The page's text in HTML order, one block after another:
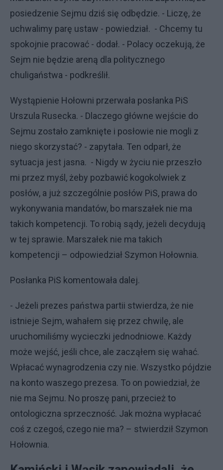
posiedzenie Sejmu dziś się odbędzie. - Liczę, że
uchwalimy parę ustaw - powiedział. - Chcemy tu
spokojnie pracować - dodał. - Polacy oczekują, że
Sejm nie będzie areną dla politycznego
chuligaństwa - podkreślił.
Wystąpienie Hołowni przerwała posłanka PiS
Urszula Rusecka. - Dlaczego główne wejście do
Sejmu zostało zamknięte i posłowie nie mogli z
niego skorzystać? - zapytała. Ten odparł, że
sytuacja jest jasna. - Nigdy w życiu nie przeszło
mi przez myśl, żeby pozbawić kogokolwiek z
posłów, a już szczególnie posłów PiS, prawa do
wykonywania mandatów, bo marszałek nie ma
takich kompetencji. To robią sądy, jeżeli decydują
w tej sprawie. Marszałek nie ma takich
kompetencji – odpowiedział Szymon Hołownia.
Posłanka PiS komentowała dalej.
- Jeżeli prezes państwa partii stwierdza, że nie
istnieje Sejm, wahałem się przez chwilę, ale
uruchomiliśmy wycieczki jednodniowe. Każdy
może wejść, jeśli chce, ale zacząłem się wahać.
Wpłacać wynagrodzenia czy nie. Wszystko pójdzie
na konto waszego prezesa. To on powiedział, że
nie ma Sejmu. No proszę pani, przecież to
ontologiczna sprzeczność. Jak można wypłacać
coś z czegoś, czego nie ma? – stwierdził Szymon
Hołownia.